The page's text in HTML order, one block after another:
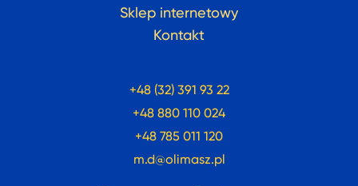
Sklep internetowy
Kontakt
+48 (32) 391 93 22
+48 880 110 024
+48 785 011 120
m.d@olimasz.pl